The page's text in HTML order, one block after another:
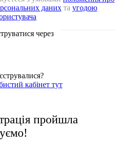
данихта угодою
через
кабінет тут
пройшла